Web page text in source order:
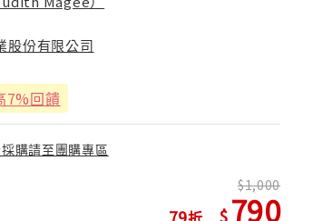
股份有限公司
7%回饋
購請至團購專區
79
1,000
790